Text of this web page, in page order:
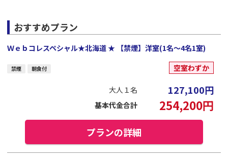
おすすめプラン
Ｗｅｂコレスペシャル★北海道 ★ 【禁煙】洋室(1名～4名1室)
禁煙 朝食付 空室わずか
大人１名 127,100円
基本代金合計 254,200円
プランの詳細